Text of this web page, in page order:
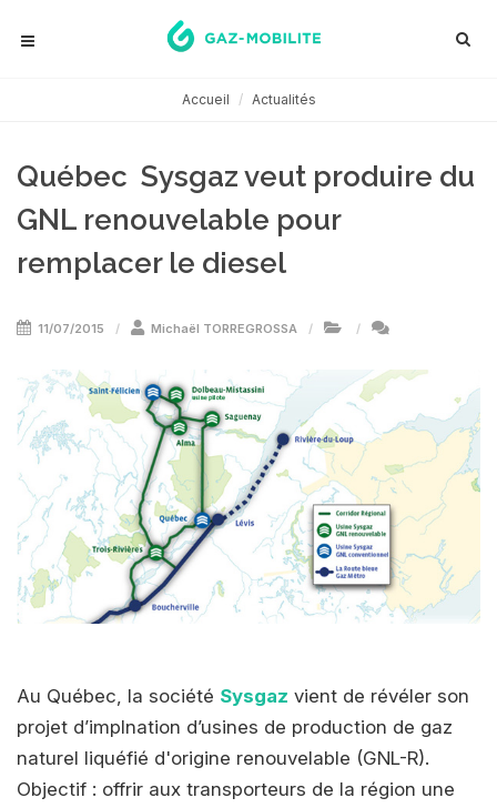
Accueil Actualités
Québec  Sysgaz veut produire du
GNL renouvelable pour
remplacer le diesel
11/07/2015 Michaël TORREGROSSA
Au Québec, la société Sysgaz vient de révéler son
projet d’implnation d’usines de production de gaz
naturel liquéfié d'origine renouvelable (GNL-R).
Objectif : offrir aux transporteurs de la région une